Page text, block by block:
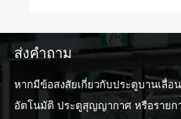
ส่งคำถาม
หากมีข้อสงสัยเกี่ยวกับประตูบานเลื่อ
อัตโนมัติ ประตูสุญญากาศ หรือรายก